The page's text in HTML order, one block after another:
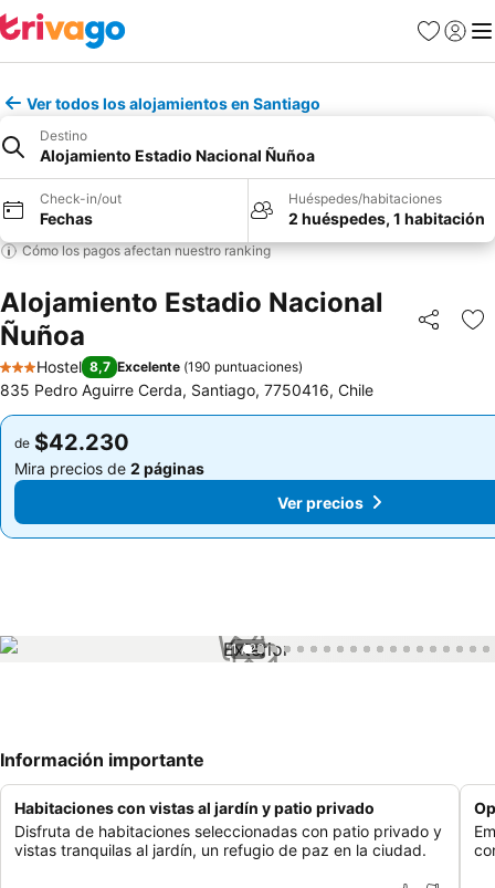
Favoritos
Iniciar
Ver todos los alojamientos en Santiago
Destino
Alojamiento Estadio Nacional Ñuñoa
Check-in/out
Fechas
Huéspedes/habitaciones
2 huéspedes, 1 habitación
Cómo los pagos afectan nuestro ranking
Alojamiento Estadio Nacional
Ñuñoa
Compartir
3 Estrellas
Hostel 8,7 Excelente (190 puntuaciones)
835 Pedro Aguirre Cerda, Santiago, 7750416, Chile
de $42.230
Mira precios de 2 páginas
Ver precios
de $42.230
Mira precios de 2 páginas
Ver precios
1 / 23
Información importante
Habitaciones con vistas al jardín y patio privado
Disfruta de habitaciones seleccionadas con patio privado y
vistas tranquilas al jardín, un refugio de paz en la ciudad.